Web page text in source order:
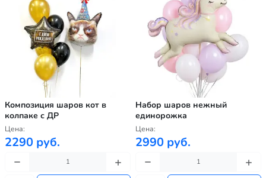
Композиция шаров кот в
колпаке с ДР
Цена:
2290 руб.
Набор шаров нежный
единорожка
Цена:
2990 руб.